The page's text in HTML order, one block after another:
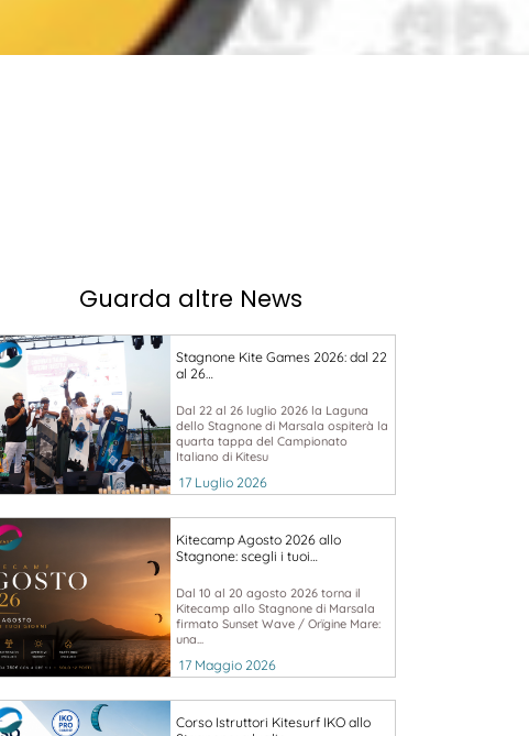
Guarda altre News
Stagnone Kite Games 2026: dal 22
al 26…
Dal 22 al 26 luglio 2026 la Laguna
dello Stagnone di Marsala ospiterà la
quarta tappa del Campionato
Italiano di Kitesu
17 Luglio 2026
Kitecamp Agosto 2026 allo
Stagnone: scegli i tuoi…
Dal 10 al 20 agosto 2026 torna il
Kitecamp allo Stagnone di Marsala
firmato Sunset Wave / Orïgine Mare:
una...
17 Maggio 2026
Corso Istruttori Kitesurf IKO allo